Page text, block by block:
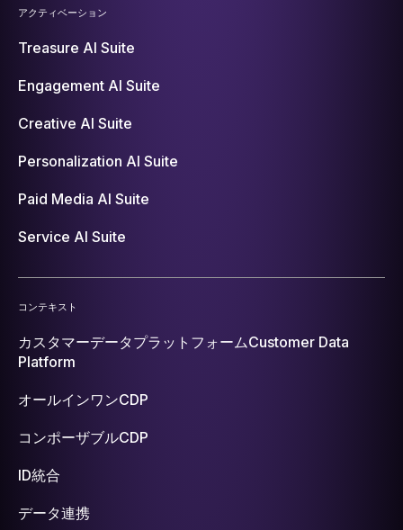
アクティベーション
Treasure AI Suite
Engagement AI Suite
Creative AI Suite
Personalization AI Suite
Paid Media AI Suite
Service AI Suite
コンテキスト
カスタマーデータプラットフォームCustomer Data
Platform
オールインワンCDP
コンポーザブルCDP
ID統合
データ連携